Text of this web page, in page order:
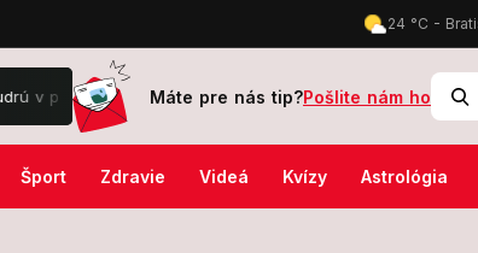
varuje pred vysokými teplotami, na západnom Slovensku
Máte pre nás tip?Pošlite nám ho
Šport Zdravie Videá Kvízy Astrológia